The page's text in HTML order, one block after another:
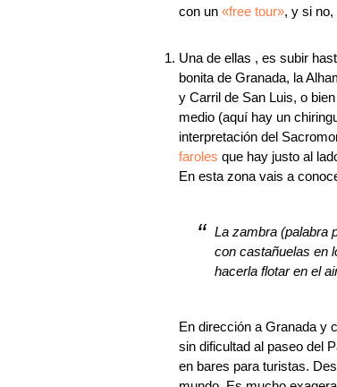
con un «free tour», y si
Una de ellas , es subir
bonita de Granada, la
y Carril de San Luis, o
medio (aquí hay un
interpretación del
faroles que hay justo al
En esta zona vais a
La zambra (palabra
con castañuelas en
hacerla flotar en el
En dirección a Granada y
sin dificultad al paseo del
en bares para turistas.